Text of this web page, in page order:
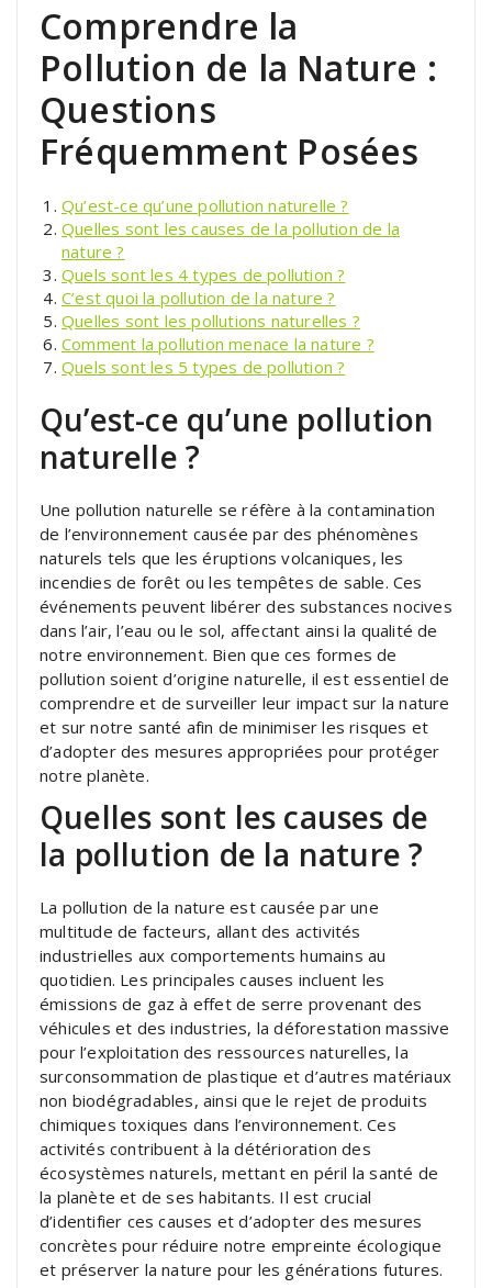
Comprendre la
Pollution de la Nature :
Questions
Fréquemment Posées
Qu’est-ce qu’une pollution naturelle ?
Quelles sont les causes de la pollution de la
nature ?
Quels sont les 4 types de pollution ?
C’est quoi la pollution de la nature ?
Quelles sont les pollutions naturelles ?
Comment la pollution menace la nature ?
Quels sont les 5 types de pollution ?
Qu’est-ce qu’une pollution
naturelle ?
Une pollution naturelle se réfère à la contamination
de l’environnement causée par des phénomènes
naturels tels que les éruptions volcaniques, les
incendies de forêt ou les tempêtes de sable. Ces
événements peuvent libérer des substances nocives
dans l’air, l’eau ou le sol, affectant ainsi la qualité de
notre environnement. Bien que ces formes de
pollution soient d’origine naturelle, il est essentiel de
comprendre et de surveiller leur impact sur la nature
et sur notre santé afin de minimiser les risques et
d’adopter des mesures appropriées pour protéger
notre planète.
Quelles sont les causes de
la pollution de la nature ?
La pollution de la nature est causée par une
multitude de facteurs, allant des activités
industrielles aux comportements humains au
quotidien. Les principales causes incluent les
émissions de gaz à effet de serre provenant des
véhicules et des industries, la déforestation massive
pour l’exploitation des ressources naturelles, la
surconsommation de plastique et d’autres matériaux
non biodégradables, ainsi que le rejet de produits
chimiques toxiques dans l’environnement. Ces
activités contribuent à la détérioration des
écosystèmes naturels, mettant en péril la santé de
la planète et de ses habitants. Il est crucial
d’identifier ces causes et d’adopter des mesures
concrètes pour réduire notre empreinte écologique
et préserver la nature pour les générations futures.